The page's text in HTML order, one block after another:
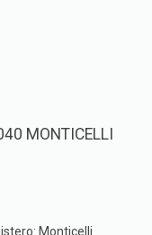
MONTICELLI
Monticelli